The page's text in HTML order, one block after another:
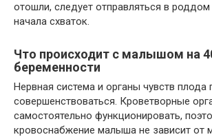
отошли, следует отправляться в
начала схваток.
Что происходит с малышом на
беременности
Нервная система и органы чувств
совершенствоваться. Кроветворные
самостоятельно функционировать,
кровоснабжение малыша не зависит от